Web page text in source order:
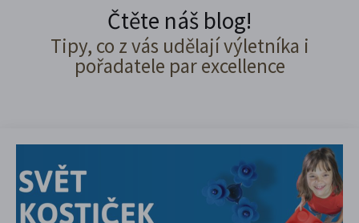
Čtěte náš blog!
Tipy, co z vás udělají výletníka i
pořadatele par excellence